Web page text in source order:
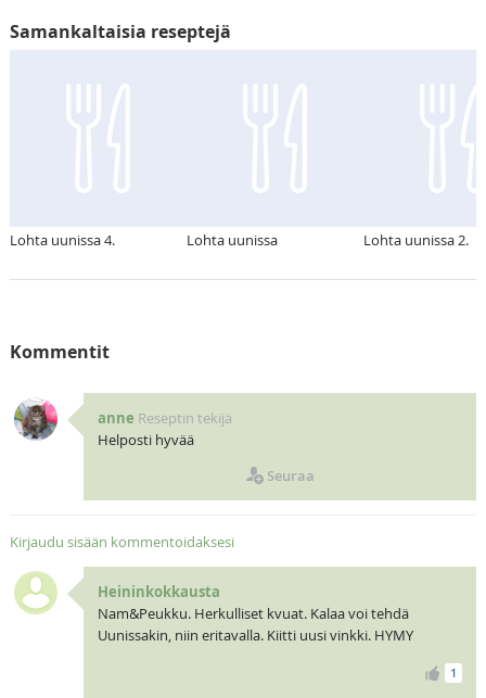
Samankaltaisia reseptejä
Lohta uunissa 4. Lohta uunissa Lohta uunissa 2.
Kommentit
anne Reseptin tekijä
Helposti hyvää
Seuraa
Kirjaudu sisään kommentoidaksesi
Heininkokkausta
Nam&Peukku. Herkulliset kvuat. Kalaa voi tehdä
Uunissakin, niin eritavalla. Kiitti uusi vinkki. HYMY
1